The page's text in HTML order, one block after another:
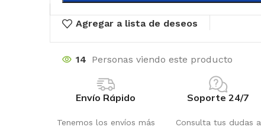
Agregar a lista de deseos
14 Personas viendo este producto
Envío Rápido
Tenemos los envíos más
Soporte 24/7
Consulta tus dudas a